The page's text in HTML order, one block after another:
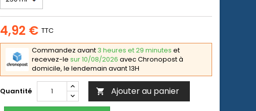
4,92 € TTC
Commandez avant 3 heures et 29 minutes et
recevez-le sur 10/08/2026 avec Chronopost à
domicile, le lendemain avant 13H
Quantité  Ajouter au panier